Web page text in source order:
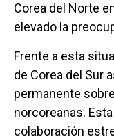
Corea del Norte
elevado la
Frente a esta
de Corea del Sur
permanente
norcoreanas.
colaboración